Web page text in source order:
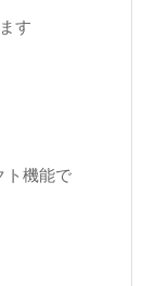
す
ト機能で